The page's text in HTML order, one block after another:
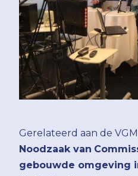
Gerelateerd aan de
Noodzaak van
gebouwde omgeving